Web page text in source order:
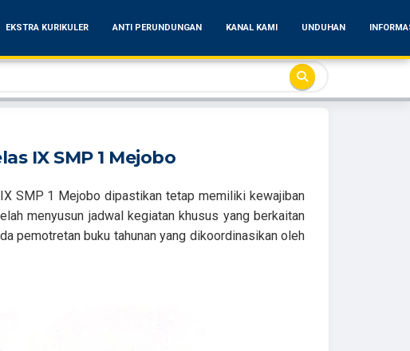
EKSTRA KURIKULER ANTI PERUNDUNGAN KANAL KAMI UNDUHAN
IX SMP 1 Mejobo
SMP 1 Mejobo dipastikan tetap memiliki kewajiban
menyusun jadwal kegiatan khusus yang berkaitan
pemotretan buku tahunan yang dikoordinasikan oleh